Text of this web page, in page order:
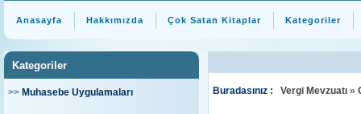
Anasayfa Hakkımızda Çok Satan Kitaplar Kategoriler
Kategoriler
>> Muhasebe Uygulamaları Buradasınız : Vergi Mevzuatı »